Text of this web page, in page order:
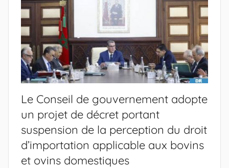
Le Conseil de gouvernement adopte
un projet de décret portant
suspension de la perception du droit
d’importation applicable aux bovins
et ovins domestiques